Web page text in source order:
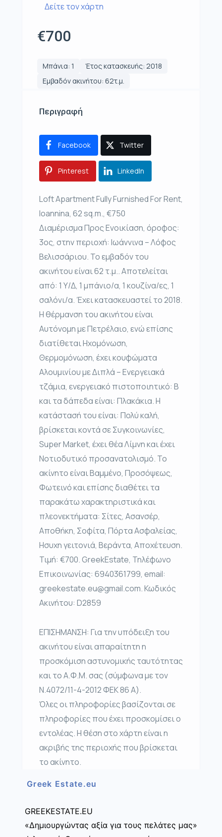
Δείτε τον χάρτη
€700
Μπάνια: 1
Έτος κατασκευής: 2018
Εμβαδόν ακινήτου: 62τ.μ.
Περιγραφή
Facebook Twitter
Pinterest LinkedIn
Loft Apartment Fully Furnished For Rent,
Ioannina, 62 sq.m., €750
Διαμέρισμα Προς Ενοικίαση, όροφος:
3ος, στην περιοχή: Ιωάννινα – Λόφος
Βελισσάριου. Το εμβαδόν του
ακινήτου είναι 62 τ.μ.. Αποτελείται
από: 1 Υ/Δ, 1 μπάνιο/α, 1 κουζίνα/ες, 1
σαλόνι/α. Έχει κατασκευαστεί το 2018.
Η θέρμανση του ακινήτου είναι
Αυτόνομη με Πετρέλαιο, ενώ επίσης
διατίθεται Ηχομόνωση,
Θερμομόνωση, έχει κουφώματα
Αλουμινίου με Διπλά – Ενεργειακά
τζάμια, ενεργειακό πιστοποιητικό: Β
και τα δάπεδα είναι: Πλακάκια. Η
κατάστασή του είναι: Πολύ καλή,
βρίσκεται κοντά σε Συγκοινωνίες,
Super Market, έχει θέα Λίμνη και έχει
Νοτιοδυτικό προσανατολισμό. Το
ακίνητο είναι Βαμμένο, Προσόψεως,
Φωτεινό και επίσης διαθέτει τα
παρακάτω χαρακτηριστικά και
πλεονεκτήματα: Σίτες, Ασανσέρ,
Αποθήκη, Σοφίτα, Πόρτα Ασφαλείας,
Ησυχη γειτονιά, Βεράντα, Αποχέτευση.
Τιμή: €700. GreekEstate, Τηλέφωνο
Επικοινωνίας: 6940361799, email:
greekestate.eu@gmail.com. Κωδικός
Ακινήτου: D2859
ΕΠΙΣΗΜΑΝΣΗ: Για την υπόδειξη του
ακινήτου είναι απαραίτητη η
προσκόμιση αστυνομικής ταυτότητας
και το Α.Φ.Μ. σας (σύμφωνα με τον
Ν.4072/11-4-2012 ΦΕΚ 86 Α).
Όλες οι πληροφορίες βασίζονται σε
πληροφορίες που έχει προσκομίσει ο
εντολέας. Η θέση στο χάρτη είναι η
ακριβής της περιοχής που βρίσκεται
το ακίνητο.
Greek Estate.eu
GREEKESTATE.EU
«Δημιουργώντας αξία για τους πελάτες μας»